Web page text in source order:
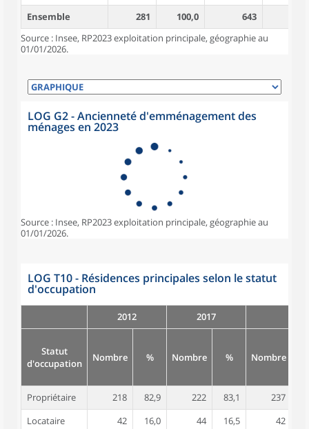
Ensemble
281 100,0 643
Source : Insee, RP2023 exploitation principale, géographie au
01/01/2026.
LOG G2 - Ancienneté d'emménagement des
ménages en 2023
Source : Insee, RP2023 exploitation principale, géographie au
01/01/2026.
LOG T10 - Résidences principales selon le statut
d'occupation
2012 2017
Statut
d'occupation
Nombre % Nombre % Nombre
Propriétaire 218 82,9 222 83,1 237
Locataire
42 16,0 44 16,5 42